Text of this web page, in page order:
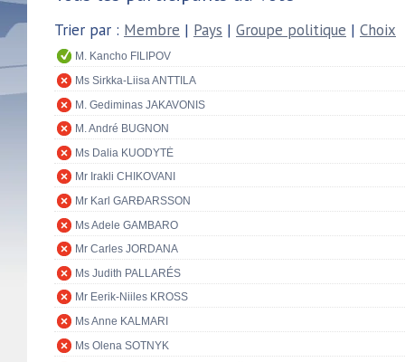
Trier par : Membre | Pays | Groupe politique | Choix
M. Kancho FILIPOV
Ms Sirkka-Liisa ANTTILA
M. Gediminas JAKAVONIS
M. André BUGNON
Ms Dalia KUODYTĖ
Mr Irakli CHIKOVANI
Mr Karl GARÐARSSON
Ms Adele GAMBARO
Mr Carles JORDANA
Ms Judith PALLARÉS
Mr Eerik-Niiles KROSS
Ms Anne KALMARI
Ms Olena SOTNYK